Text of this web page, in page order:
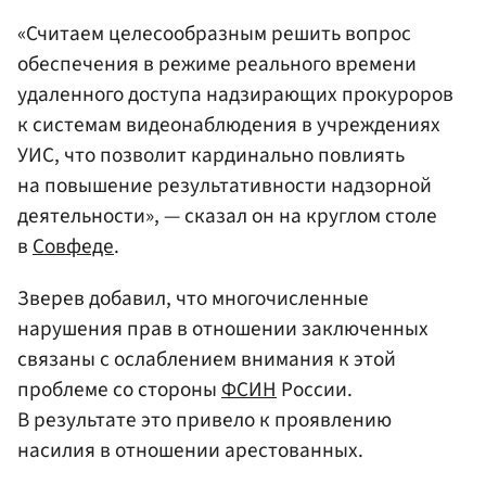
«Считаем целесообразным решить вопрос
обеспечения в режиме реального времени
удаленного доступа надзирающих прокуроров
к системам видеонаблюдения в учреждениях
УИС, что позволит кардинально повлиять
на повышение результативности надзорной
деятельности», — сказал он на круглом столе
вСовфеде.
Зверев добавил, что многочисленные
нарушения прав в отношении заключенных
связаны с ослаблением внимания к этой
проблеме со стороны ФСИН России.
В результате это привело к проявлению
насилия в отношении арестованных.